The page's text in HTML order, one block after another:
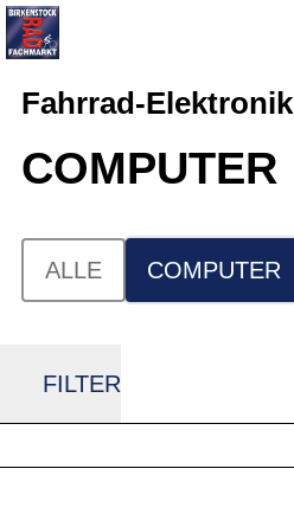
Fahrrad-Elektronik
COMPUTER
ALLE COMPUTER
FILTER